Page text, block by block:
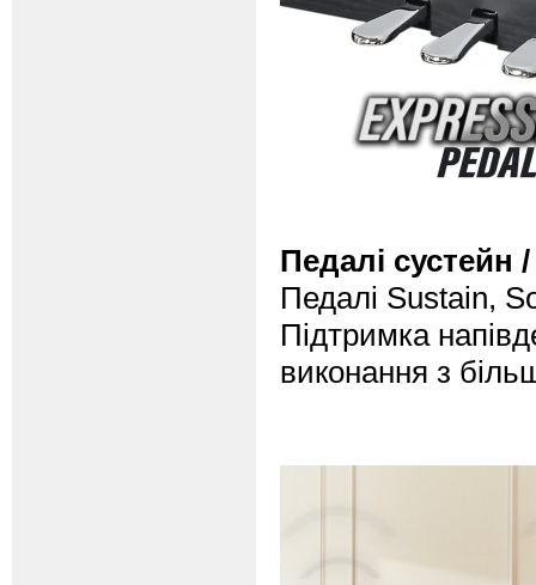
Педалі сустейн
Педалі Sustain,
Підтримка
виконання з